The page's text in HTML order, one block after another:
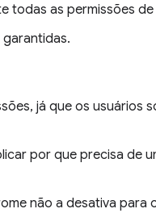
todas as permissões de
garantidas.
já que os usuários
por que precisa de
não a desativa para